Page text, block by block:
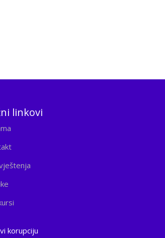
linkovi
korupciju